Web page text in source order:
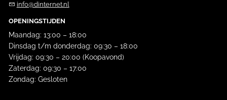
info@dinternet.nl
OPENINGSTIJDEN
Maandag: 13:00 – 18:00
Dinsdag t/m donderdag: 09:30 – 18:00
Vrijdag: 09:30 – 20:00 (Koopavond)
Zaterdag: 09:30 – 17:00
Zondag: Gesloten